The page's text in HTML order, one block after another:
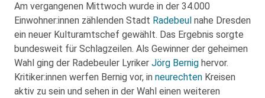
Am vergangenen Mittwoch wurde in der 34.000
Einwohner:innen zählenden Stadt Radebeul nahe Dresden
ein neuer Kulturamtschef gewählt. Das Ergebnis sorgte
bundesweit für Schlagzeilen. Als Gewinner der geheimen
Wahl ging der Radebeuler Lyriker Jörg Bernig hervor.
Kritiker:innen werfen Bernig vor, in neurechten Kreisen
aktiv zu sein und sehen in der Wahl einen weiteren